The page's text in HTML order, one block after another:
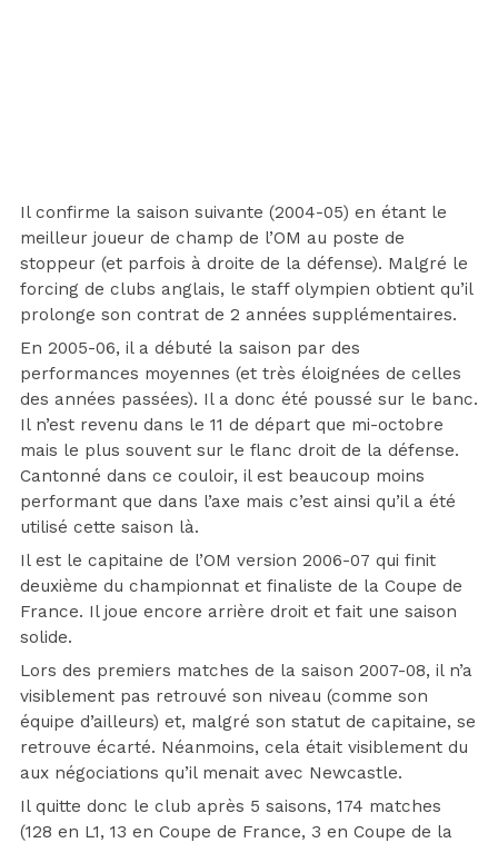
Il confirme la saison suivante (2004-05) en étant le
meilleur joueur de champ de l’OM au poste de
stoppeur (et parfois à droite de la défense). Malgré le
forcing de clubs anglais, le staff olympien obtient qu’il
prolonge son contrat de 2 années supplémentaires.
En 2005-06, il a débuté la saison par des
performances moyennes (et très éloignées de celles
des années passées). Il a donc été poussé sur le banc.
Il n’est revenu dans le 11 de départ que mi-octobre
mais le plus souvent sur le flanc droit de la défense.
Cantonné dans ce couloir, il est beaucoup moins
performant que dans l’axe mais c’est ainsi qu’il a été
utilisé cette saison là.
Il est le capitaine de l’OM version 2006-07 qui finit
deuxième du championnat et finaliste de la Coupe de
France. Il joue encore arrière droit et fait une saison
solide.
Lors des premiers matches de la saison 2007-08, il n’a
visiblement pas retrouvé son niveau (comme son
équipe d’ailleurs) et, malgré son statut de capitaine, se
retrouve écarté. Néanmoins, cela était visiblement du
aux négociations qu’il menait avec Newcastle.
Il quitte donc le club après 5 saisons, 174 matches
(128 en L1, 13 en Coupe de France, 3 en Coupe de la